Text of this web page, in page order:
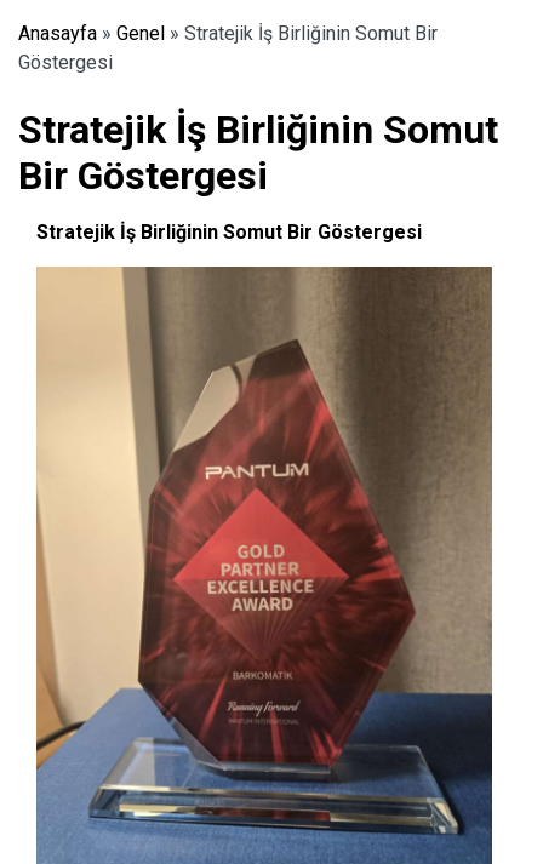
Anasayfa » Genel » Stratejik İş Birliğinin Somut Bir
Göstergesi
Stratejik İş Birliğinin Somut
Bir Göstergesi
Stratejik İş Birliğinin Somut Bir Göstergesi